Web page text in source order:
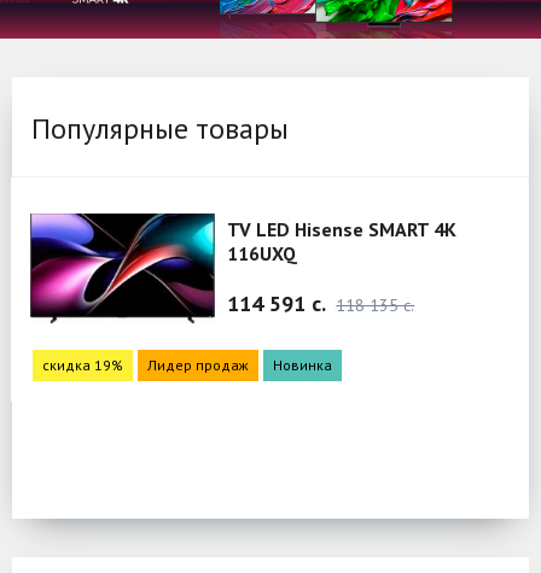
Популярные товары
TV LED Hisense SMART 4K
116UXQ
114 591 c. 118 135 c.
19% Лидер продаж Новинка